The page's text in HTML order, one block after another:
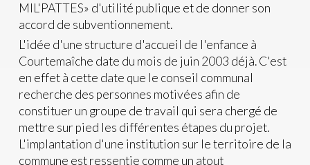
MIL'PATTES» d'utilité publique et de donner son
accord de subventionnement.
L'idée d'une structure d'accueil de l'enfance à
Courtemaîche date du mois de juin 2003 déjà. C'est
en effet à cette date que le conseil communal
recherche des personnes motivées afin de
constituer un groupe de travail qui sera chergé de
mettre sur pied les différentes étapes du projet.
L'implantation d'une institution sur le territoire de la
commune est ressentie comme un atout